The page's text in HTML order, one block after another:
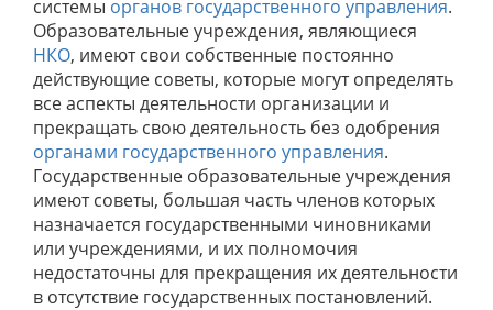
системы органов государственного управления.
Образовательные учреждения, являющиеся
НКО, имеют свои собственные постоянно
действующие советы, которые могут определять
все аспекты деятельности организации и
прекращать свою деятельность без одобрения
органами государственного управления.
Государственные образовательные учреждения
имеют советы, большая часть членов которых
назначается государственными чиновниками
или учреждениями, и их полномочия
недостаточны для прекращения их деятельности
в отсутствие государственных постановлений.